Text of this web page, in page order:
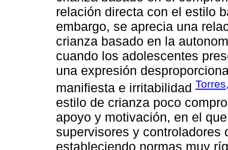
relación directa con el estilo
embargo, se aprecia una
crianza basado en la
cuando los adolescentes
una expresión
manifiesta e irritabilidad
estilo de crianza poco
apoyo y motivación, en el
supervisores y controladores
estableciendo normas muy